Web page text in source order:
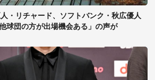
・リチャード、ソフトバンク・秋広優人
球団の方が出場機会ある」の声が